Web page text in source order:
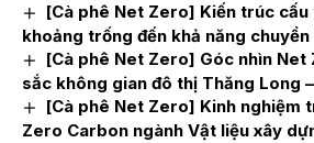
[Cà phê Net Zero] Kiến trúc
khoảng trống đến khả năng chuyển
[Cà phê Net Zero] Góc nhìn
sắc không gian đô thị Thăng Long
[Cà phê Net Zero] Kinh nghiệm
Zero Carbon ngành Vật liệu xây